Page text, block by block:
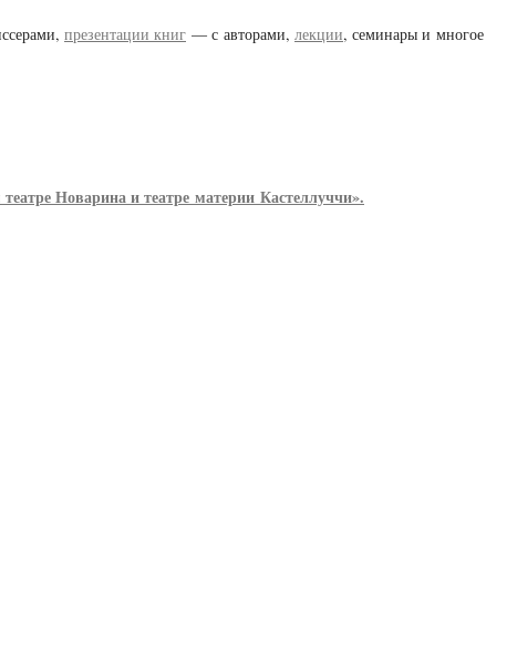
презентации книг — с авторами, лекции, семинары и многое
Новарина и театре материи Кастеллуччи».